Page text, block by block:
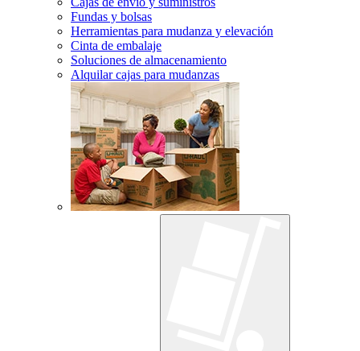
Fundas y bolsas
Herramientas para mudanza y elevación
Cinta de embalaje
Soluciones de almacenamiento
Alquilar cajas para mudanzas